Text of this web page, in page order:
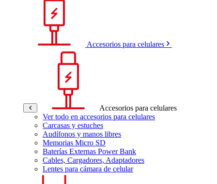
Accesorios para celulares
Accesorios para celulares
Ver todo en accesorios para celulares
Carcasas y estuches
Audífonos y manos libres
Memorias Micro SD
Baterías Externas Power Bank
Cables, Cargadores, Adaptadores
Lentes para cámara de celular